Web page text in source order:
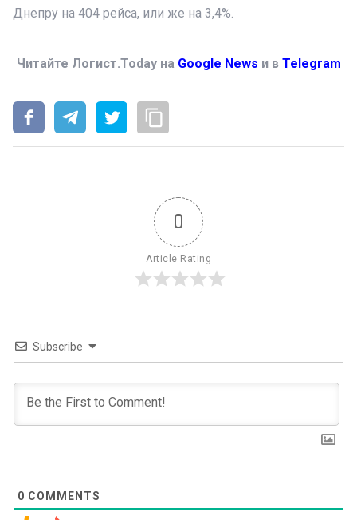
Днепру на 404 рейса, или же на 3,4%.
Читайте Логист.Today на Google News и в Telegram
0
Article Rating
Subscribe
0 COMMENTS